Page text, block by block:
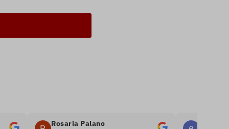
Rosaria Palano emanuele bella